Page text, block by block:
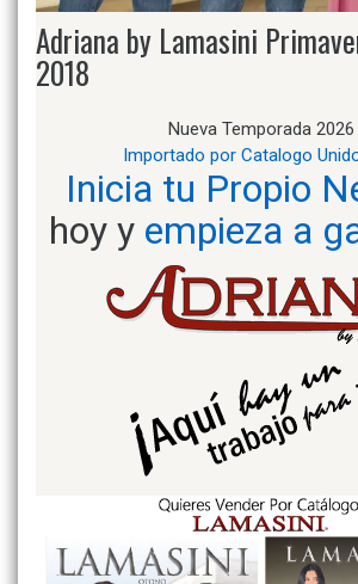
Adriana by Lamasini
2018
Nueva Temporada 2026
Importado por Catalogo
Inicia tu Propio
hoy y empieza a